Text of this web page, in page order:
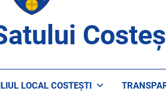
LOCAL COSTEȘTI